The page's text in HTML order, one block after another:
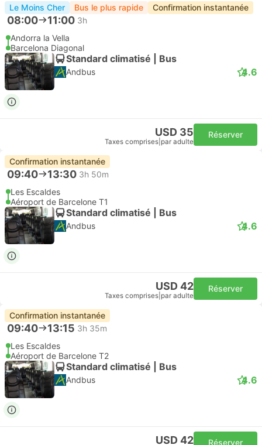
Le Moins Cher Bus le plus rapide Confirmation instantanée
08:00 11:00 3h
Andorra la Vella
Barcelona Diagonal
Standard climatisé | Bus
Andbus 4.6
USD 35
Taxes comprises par adulte
Réserver
Confirmation instantanée
09:40 13:30 3h 50m
Les Escaldes
Aéroport de Barcelone T1
Standard climatisé | Bus
Andbus 4.6
USD 42
Taxes comprises par adulte
Réserver
Confirmation instantanée
09:40 13:15 3h 35m
Les Escaldes
Aéroport de Barcelone T2
Standard climatisé | Bus
Andbus 4.6
USD 42 Réserver